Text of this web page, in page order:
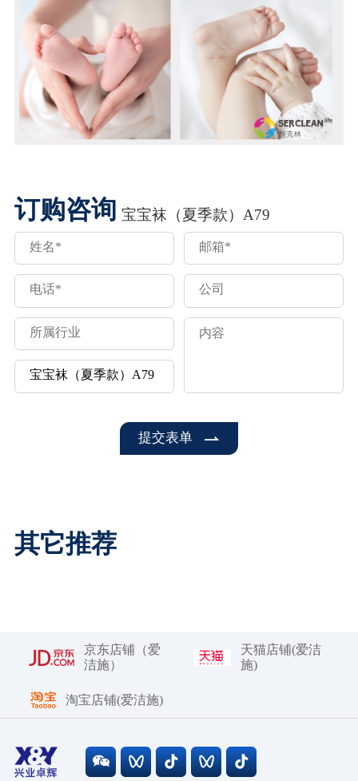
订购咨询 宝宝袜（夏季款）A79
提交表单
其它推荐
京东店铺（爱
洁施）
天猫店铺(爱洁
施)
淘宝店铺(爱洁施)